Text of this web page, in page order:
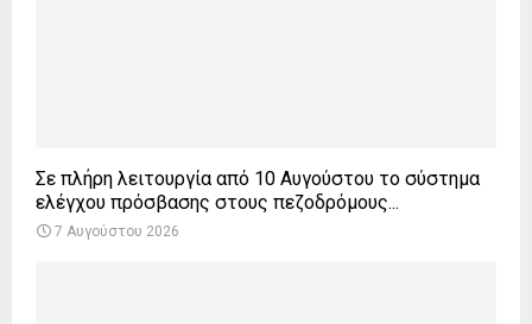
Σε πλήρη λειτουργία από 10 Αυγούστου το σύστημα
ελέγχου πρόσβασης στους πεζοδρόμους...
7 Αυγούστου 2026